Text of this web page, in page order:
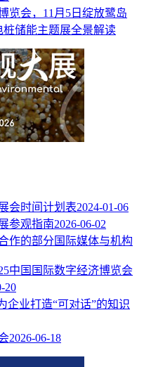
览会，11月5日绽放鹭岛
桩储能主题展全景解读
会时间计划表2024-01-06
参观指南2026-06-02
作的部分国际媒体与机构
中国国际数字经济博览会
20
企业打造“可对话”的知识
2026-06-18